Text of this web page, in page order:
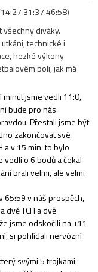
31:37 46:58)
diváky.
technické i
hezké výkony
poli, jak má
jsme vedli 11:0,
bude pro nás
Přestali jsme být
zakončovat své
a v 15 min. to bylo
vedli o 6 bodů a čekal
brali velmi, ale velmi
v náš prospěch,
dvě TCH a dvě
jsme odskočili na +11
si pohlídali nervózní
svými 5 trojkami